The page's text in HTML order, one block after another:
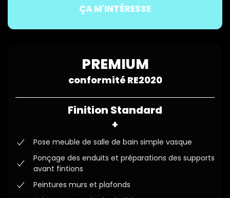
ÇA M'INTÉRESSE
PREMIUM
conformité RE2020
Finition Standard
+
Pose meuble de salle de bain simple vasque
Ponçage des enduits et préparations des supports
avant fintions
Peintures murs et plafonds